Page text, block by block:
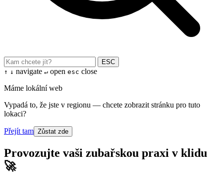
ESC
↑ ↓ navigate ↵ open esc close
Máme lokální web
Vypadá to, že jste v regionu — chcete zobrazit stránku pro tuto
lokaci?
Přejít tam Zůstat zde
Provozujte vaši zubařskou praxi v klidu
🚀